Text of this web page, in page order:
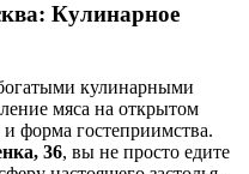
Кулинарное
кулинарными
мяса на открытом
и форма гостеприимства.
36, вы не просто едите